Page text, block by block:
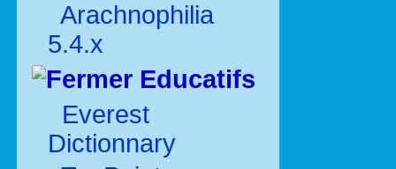
Arachnophilia
5.4.x
Educatifs
Everest
Dictionnary